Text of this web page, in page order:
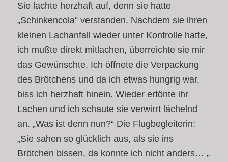
Sie lachte herzhaft auf, denn sie hatte
„Schinkencola“ verstanden. Nachdem sie ihren
kleinen Lachanfall wieder unter Kontrolle hatte,
ich mußte direkt mitlachen, überreichte sie mir
das Gewünschte. Ich öffnete die Verpackung
des Brötchens und da ich etwas hungrig war,
biss ich herzhaft hinein. Wieder ertönte ihr
Lachen und ich schaute sie verwirrt lächelnd
an. „Was ist denn nun?“ Die Flugbegleiterin:
„Sie sahen so glücklich aus, als sie ins
Brötchen bissen, da konnte ich nicht anders… „